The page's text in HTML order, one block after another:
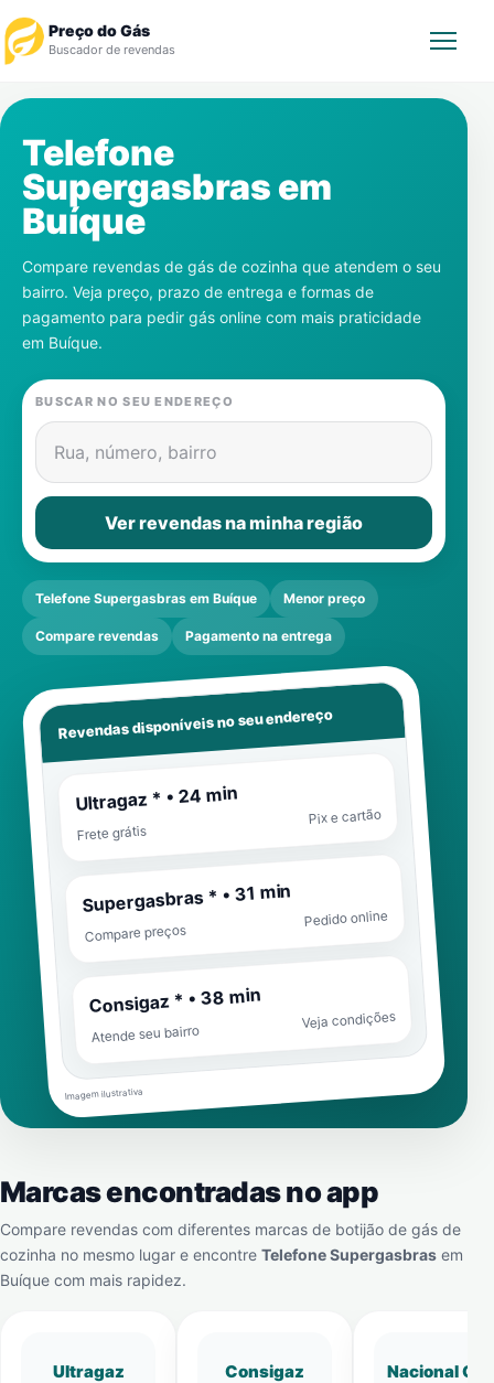
Preço do Gás
Buscador de revendas
Revendedor
Notícias
Cadastre-se
Gás
Contatos
Telefone
Supergasbras em
Buíque
Compare revendas de gás de cozinha que atendem o seu
bairro. Veja preço, prazo de entrega e formas de
pagamento para pedir gás online com mais praticidade
em Buíque.
BUSCAR NO SEU ENDEREÇO
Rua, número, bairro
Ver revendas na minha região
Telefone Supergasbras em Buíque Menor preço
Compare revendas Pagamento na entrega
Revendas disponíveis no seu endereço
Ultragaz * • 24 min
Frete grátis
Pix e cartão
Supergasbras * • 31 min
Compare preços
Pedido online
Consigaz * • 38 min
Atende seu bairro
Veja condições
Imagem ilustrativa
Marcas encontradas no app
Compare revendas com diferentes marcas de botijão de gás de
cozinha no mesmo lugar e encontre Telefone Supergasbras em
Buíque com mais rapidez.
Ultragaz Consigaz Nacional Gás